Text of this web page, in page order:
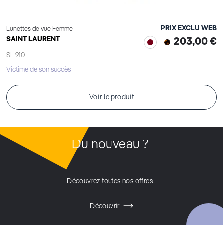
Lunettes de vue Femme
SAINT LAURENT
SL 910
PRIX EXCLU WEB
203,00 €
Victime de son succès
Voir le produit
Du nouveau ?
Découvrez toutes nos offres !
Découvrir